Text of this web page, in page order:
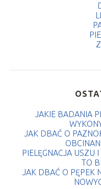
JAKIE BADANIA
JAK DBAĆ O
PIELĘGNACJA USZU
TO
JAK DBAĆ O PĘPEK